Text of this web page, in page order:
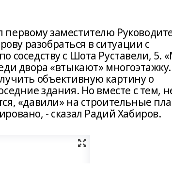
заместителю
разобраться в ситуации с
соседству с Шота Руставели, 5.
двора «втыкают» многоэтажку.
объективную картину о
здания. Но вместе с тем,
«давили» на строительные
- сказал Радий Хабиров.